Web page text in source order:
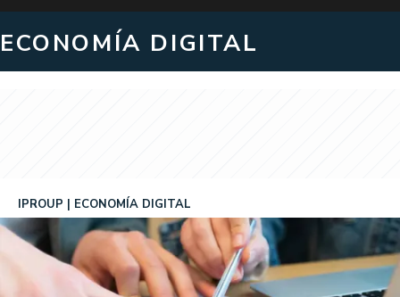
ECONOMÍA DIGITAL
IPROUP ECONOMÍA DIGITAL